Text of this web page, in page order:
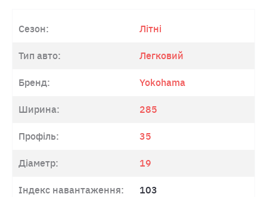
Сезон: Літні
Тип авто: Легковий
Бренд: Yokohama
Ширина: 285
Профіль: 35
Діаметр: 19
Індекс навантаження: 103